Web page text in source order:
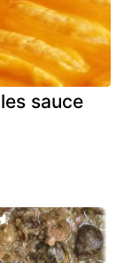
sauce